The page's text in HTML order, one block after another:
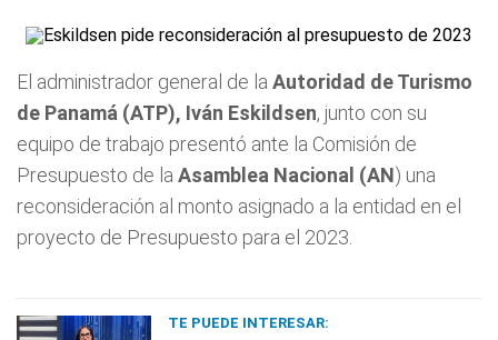
El administrador general de la Autoridad de Turismo
de Panamá (ATP), Iván Eskildsen, junto con su
equipo de trabajo presentó ante la Comisión de
Presupuesto de la Asamblea Nacional (AN) una
reconsideración al monto asignado a la entidad en el
proyecto de Presupuesto para el 2023.
TE PUEDE INTERESAR: